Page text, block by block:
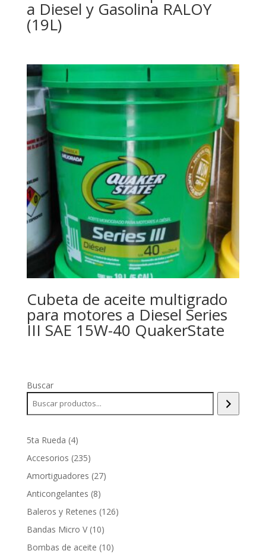
a Diesel y Gasolina RALOY
(19L)
Cubeta de aceite multigrado
para motores a Diesel Series
III SAE 15W-40 QuakerState
Buscar
5ta Rueda 44
productos
Accesorios 235235
productos
Amortiguadores 2727
Anticongelantes 88
productos
Baleros y Retenes 126126
Bandas Micro V 1010
productos
Bombas de aceite 1010